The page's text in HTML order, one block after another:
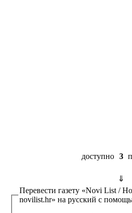
доступно 3
⇓
Перевести газету «Novi List /
novilist.hr» на русский с